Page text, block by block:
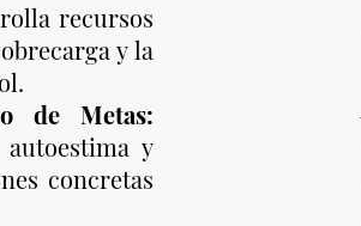
recursos
y la
de Metas:
y
concretas